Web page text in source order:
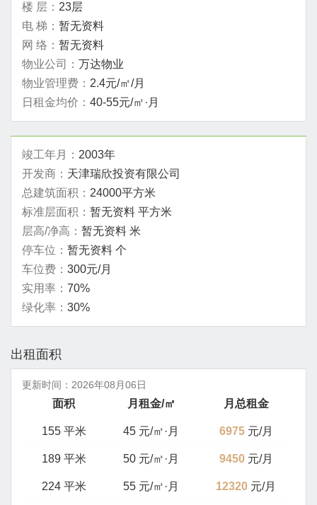
楼 层： 23层
电 梯： 暂无资料
网 络： 暂无资料
物业公司： 万达物业
物业管理费： 2.4元/㎡/月
日租金均价： 40-55元/㎡·月
竣工年月： 2003年
开发商： 天津瑞欣投资有限公司
总建筑面积： 24000平方米
标准层面积： 暂无资料 平方米
层高/净高： 暂无资料 米
停车位： 暂无资料 个
车位费： 300元/月
实用率： 70%
绿化率： 30%
出租面积
更新时间： 2026年08月06日
面积 月租金/㎡ 月总租金
155 平米 45 元/㎡·月 6975 元/月
189 平米 50 元/㎡·月 9450 元/月
224 平米 55 元/㎡·月 12320 元/月